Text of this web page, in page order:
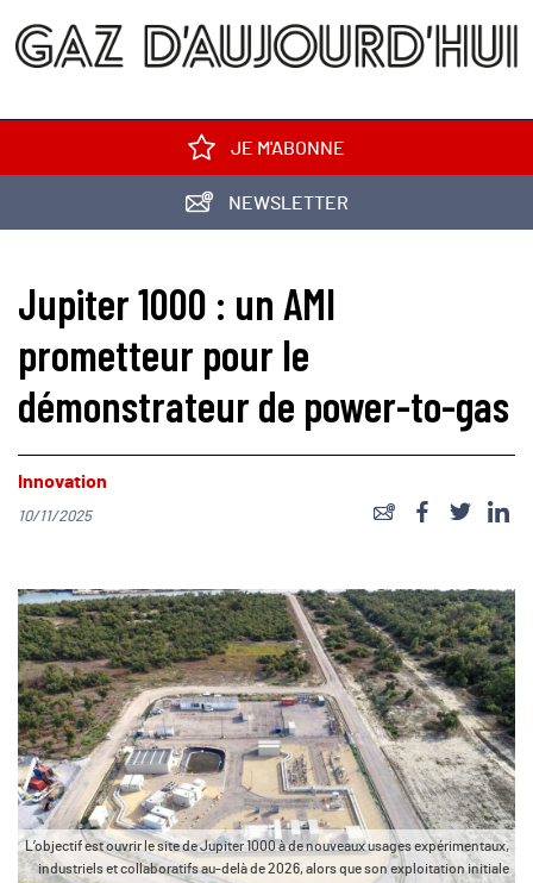
JE M'ABONNE
NEWSLETTER
Jupiter 1000 : un AMI
prometteur pour le
démonstrateur de power-to-gas
Innovation
10/11/2025
L’objectif est ouvrir le site de Jupiter 1000 à de nouveaux usages expérimentaux,
industriels et collaboratifs au-delà de 2026, alors que son exploitation initiale